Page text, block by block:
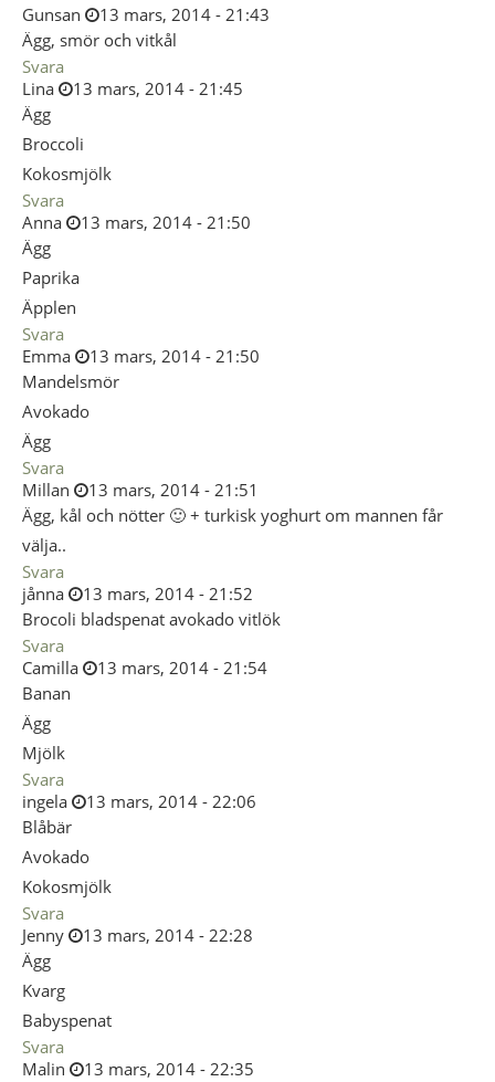
Gunsan
13 mars, 2014 - 21:43
Ägg, smör och vitkål
Svara
Lina
13 mars, 2014 - 21:45
Ägg
Broccoli
Kokosmjölk
Svara
Anna
13 mars, 2014 - 21:50
Ägg
Paprika
Äpplen
Svara
Emma
13 mars, 2014 - 21:50
Mandelsmör
Avokado
Ägg
Svara
Millan
13 mars, 2014 - 21:51
Ägg, kål och nötter 🙂 + turkisk yoghurt om mannen får
välja..
Svara
jånna
13 mars, 2014 - 21:52
Brocoli bladspenat avokado vitlök
Svara
Camilla
13 mars, 2014 - 21:54
Banan
Ägg
Mjölk
Svara
ingela
13 mars, 2014 - 22:06
Blåbär
Avokado
Kokosmjölk
Svara
Jenny
13 mars, 2014 - 22:28
Ägg
Kvarg
Babyspenat
Svara
Malin
13 mars, 2014 - 22:35